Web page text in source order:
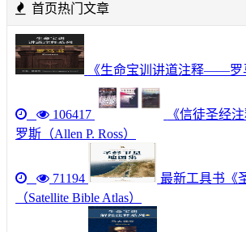
首页热门文章
《生命宝训讲道注释——罗
106417
《信徒圣经
罗斯（Allen P. Ross）
71194
最新工具书《
（Satellite Bible Atlas）